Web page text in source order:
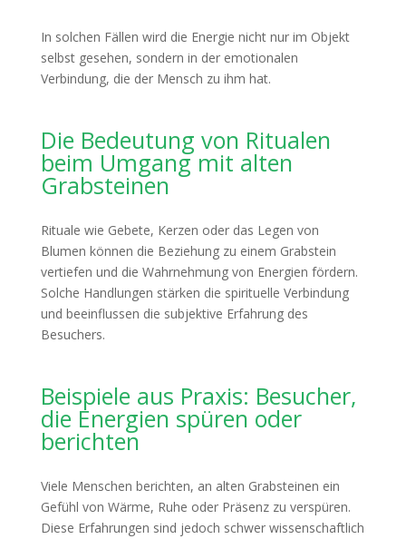
In solchen Fällen wird die Energie nicht nur im Objekt
selbst gesehen, sondern in der emotionalen
Verbindung, die der Mensch zu ihm hat.
Die Bedeutung von Ritualen
beim Umgang mit alten
Grabsteinen
Rituale wie Gebete, Kerzen oder das Legen von
Blumen können die Beziehung zu einem Grabstein
vertiefen und die Wahrnehmung von Energien fördern.
Solche Handlungen stärken die spirituelle Verbindung
und beeinflussen die subjektive Erfahrung des
Besuchers.
Beispiele aus Praxis: Besucher,
die Energien spüren oder
berichten
Viele Menschen berichten, an alten Grabsteinen ein
Gefühl von Wärme, Ruhe oder Präsenz zu verspüren.
Diese Erfahrungen sind jedoch schwer wissenschaftlich